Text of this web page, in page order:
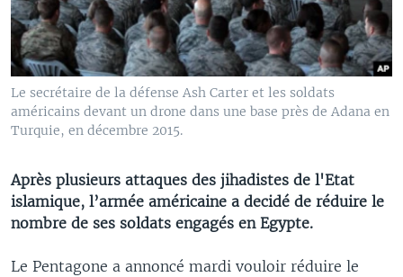
Le secrétaire de la défense Ash Carter et les soldats
américains devant un drone dans une base près de Adana en
Turquie, en décembre 2015.
Après plusieurs attaques des jihadistes de l'Etat
islamique, l’armée américaine a decidé de réduire le
nombre de ses soldats engagés en Egypte.
Le Pentagone a annoncé mardi vouloir réduire le